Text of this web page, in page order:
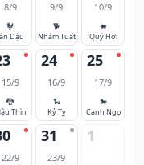
8/9
🐓
Dậu
9/9
🐕
Nhâm Tuất
10/9
🐖
Quý Hợi
15/9
🐉
Thìn
24
16/9
🐍
Kỷ Tỵ
25
17/9
🐎
Canh Ngọ
22/9
31
23/9
1